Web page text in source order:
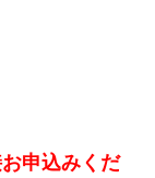
申込みくだ